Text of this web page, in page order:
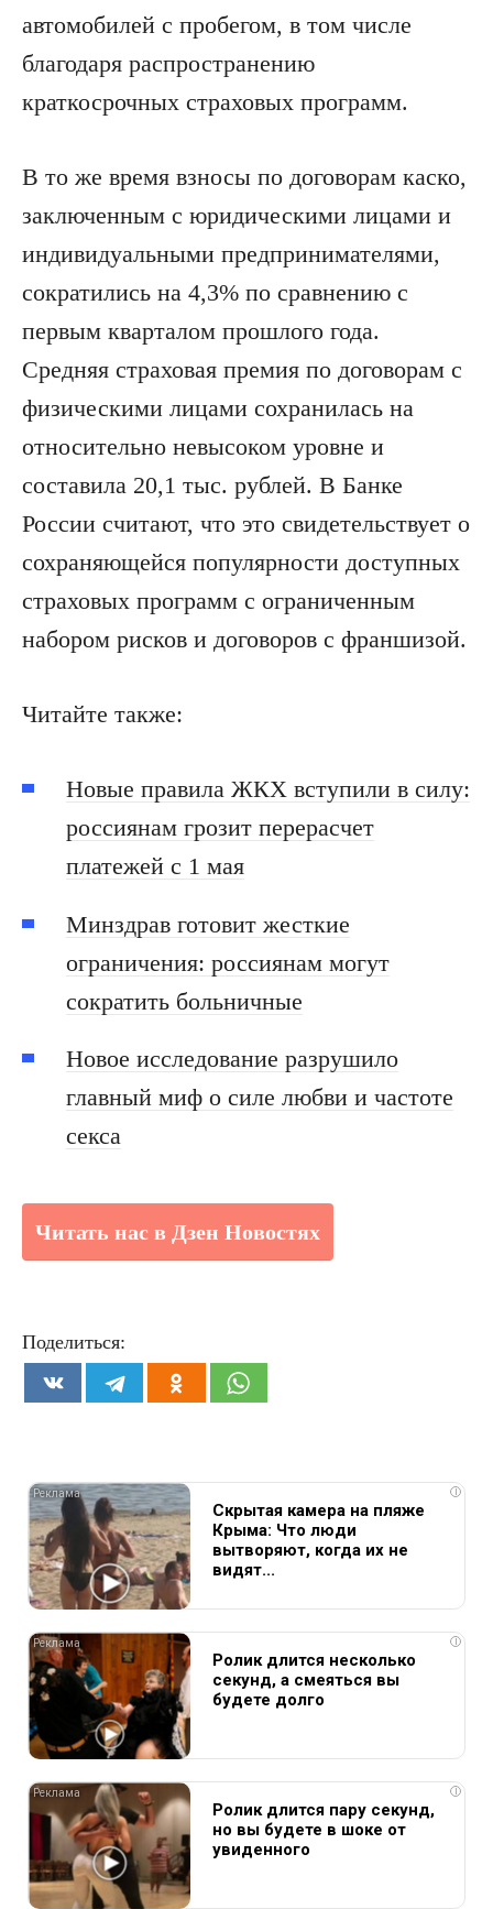
автомобилей с пробегом, в том числе
благодаря распространению
краткосрочных страховых программ.
В то же время взносы по договорам каско,
заключенным с юридическими лицами и
индивидуальными предпринимателями,
сократились на 4,3% по сравнению с
первым кварталом прошлого года.
Средняя страховая премия по договорам с
физическими лицами сохранилась на
относительно невысоком уровне и
составила 20,1 тыс. рублей. В Банке
России считают, что это свидетельствует о
сохраняющейся популярности доступных
страховых программ с ограниченным
набором рисков и договоров с франшизой.
Читайте также:
Новые правила ЖКХ вступили в силу:
россиянам грозит перерасчет
платежей с 1 мая
Минздрав готовит жесткие
ограничения: россиянам могут
сократить больничные
Новое исследование разрушило
главный миф о силе любви и частоте
секса
Читать нас в Дзен Новостях
Поделиться:
i
Скрытая камера на пляже
Крыма: Что люди
вытворяют, когда их не
видят...
i
Ролик длится несколько
секунд, а смеяться вы
будете долго
i
Ролик длится пару секунд,
но вы будете в шоке от
увиденного